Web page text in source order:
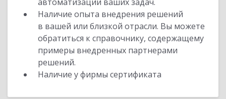
Наличие опыта внедрения решений
в вашей или близкой отрасли. Вы можете
обратиться к справочнику, содержащему
примеры внедренных партнерами
решений.
Наличие у фирмы сертификата